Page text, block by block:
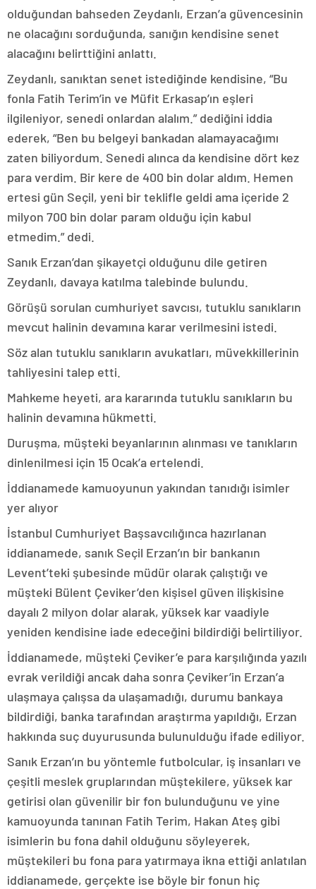
olduğundan bahseden Zeydanlı, Erzan’a güvencesinin
ne olacağını sorduğunda, sanığın kendisine senet
alacağını belirttiğini anlattı.
Zeydanlı, sanıktan senet istediğinde kendisine, “Bu
fonla Fatih Terim’in ve Müfit Erkasap’ın eşleri
ilgileniyor, senedi onlardan alalım.” dediğini iddia
ederek, “Ben bu belgeyi bankadan alamayacağımı
zaten biliyordum. Senedi alınca da kendisine dört kez
para verdim. Bir kere de 400 bin dolar aldım. Hemen
ertesi gün Seçil, yeni bir teklifle geldi ama içeride 2
milyon 700 bin dolar param olduğu için kabul
etmedim.” dedi.
Sanık Erzan’dan şikayetçi olduğunu dile getiren
Zeydanlı, davaya katılma talebinde bulundu.
Görüşü sorulan cumhuriyet savcısı, tutuklu sanıkların
mevcut halinin devamına karar verilmesini istedi.
Söz alan tutuklu sanıkların avukatları, müvekkillerinin
tahliyesini talep etti.
Mahkeme heyeti, ara kararında tutuklu sanıkların bu
halinin devamına hükmetti.
Duruşma, müşteki beyanlarının alınması ve tanıkların
dinlenilmesi için 15 Ocak’a ertelendi.
İddianamede kamuoyunun yakından tanıdığı isimler
yer alıyor
İstanbul Cumhuriyet Başsavcılığınca hazırlanan
iddianamede, sanık Seçil Erzan’ın bir bankanın
Levent’teki şubesinde müdür olarak çalıştığı ve
müşteki Bülent Çeviker’den kişisel güven ilişkisine
dayalı 2 milyon dolar alarak, yüksek kar vaadiyle
yeniden kendisine iade edeceğini bildirdiği belirtiliyor.
İddianamede, müşteki Çeviker’e para karşılığında yazılı
evrak verildiği ancak daha sonra Çeviker’in Erzan’a
ulaşmaya çalışsa da ulaşamadığı, durumu bankaya
bildirdiği, banka tarafından araştırma yapıldığı, Erzan
hakkında suç duyurusunda bulunulduğu ifade ediliyor.
Sanık Erzan’ın bu yöntemle futbolcular, iş insanları ve
çeşitli meslek gruplarından müştekilere, yüksek kar
getirisi olan güvenilir bir fon bulunduğunu ve yine
kamuoyunda tanınan Fatih Terim, Hakan Ateş gibi
isimlerin bu fona dahil olduğunu söyleyerek,
müştekileri bu fona para yatırmaya ikna ettiği anlatılan
iddianamede, gerçekte ise böyle bir fonun hiç